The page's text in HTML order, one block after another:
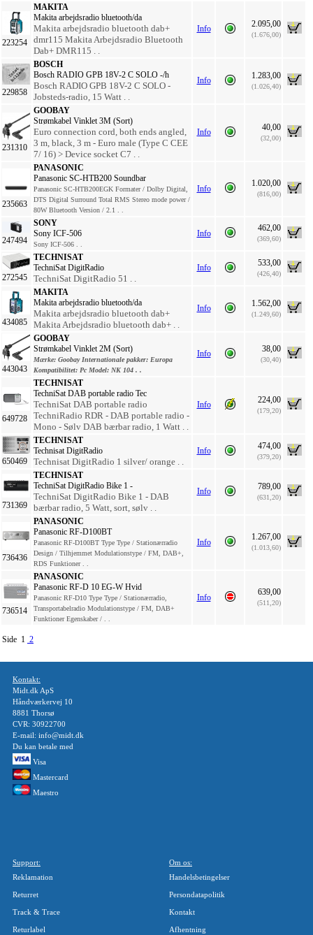
223254
MAKITA
Makita arbejdsradio bluetooth/da
Makita arbejdsradio bluetooth dab+
dmr115 Makita Arbejdsradio Bluetooth
Dab+ DMR115 . .
Info 2.095,00
(1.676,00)
229858
BOSCH
Bosch RADIO GPB 18V-2 C SOLO -/h
Bosch RADIO GPB 18V-2 C SOLO -
Jobsteds-radio, 15 Watt . .
Info 1.283,00
(1.026,40)
231310
GOOBAY
Strømkabel Vinklet 3M (Sort)
Euro connection cord, both ends angled,
3 m, black, 3 m - Euro male (Type C CEE
7/ 16) > Device socket C7 . .
Info 40,00
(32,00)
235663
PANASONIC
Panasonic SC-HTB200 Soundbar
Panasonic SC-HTB200EGK Formater / Dolby Digital,
DTS Digital Surround Total RMS Stereo mode power /
80W Bluetooth Version / 2.1 . .
Info
1.020,00
(816,00)
247494
SONY
Sony ICF-506
Sony ICF-506 . .
Info
462,00
(369,60)
272545
TECHNISAT
TechniSat DigitRadio
TechniSat DigitRadio 51 . .
Info 533,00
(426,40)
434085
MAKITA
Makita arbejdsradio bluetooth/da
Makita arbejdsradio bluetooth dab+
Makita Arbejdsradio bluetooth dab+ . .
Info 1.562,00
(1.249,60)
443043
GOOBAY
Strømkabel Vinklet 2M (Sort)
Mærke: Goobay Internationale pakker: Europa
Kompatibilitet: Pc Model: NK 104 . .
Info 38,00
(30,40)
649728
TECHNISAT
TechniSat DAB portable radio Tec
TechniSat DAB portable radio
TechniRadio RDR - DAB portable radio -
Mono - Sølv DAB bærbar radio, 1 Watt . .
Info 224,00
(179,20)
650469
TECHNISAT
Technisat DigitRadio
Technisat DigitRadio 1 silver/ orange . .
Info 474,00
(379,20)
731369
TECHNISAT
TechniSat DigitRadio Bike 1 -
TechniSat DigitRadio Bike 1 - DAB
bærbar radio, 5 Watt, sort, sølv . .
Info 789,00
(631,20)
736436
PANASONIC
Panasonic RF-D100BT
Panasonic RF-D100BT Type Type / Stationærradio
Design / Tilhjemmet Modulationstype / FM, DAB+,
RDS Funktioner . .
Info
1.267,00
(1.013,60)
736514
PANASONIC
Panasonic RF-D 10 EG-W Hvid
Panasonic RF-D10 Type Type / Stationærradio,
Transportabelradio Modulationstype / FM, DAB+
Funktioner Egenskaber / . .
Info
639,00
(511,20)
Side 1 2
Kontakt:
Midt.dk ApS
Håndværkervej 10
8881 Thorsø
CVR: 30922700
E-mail: info@midt.dk
Du kan betale med
Visa
Mastercard
Maestro
Support:
Reklamation
Returret
Track & Trace
Returlabel
Om os:
Handelsbetingelser
Persondatapolitik
Kontakt
Afhentning